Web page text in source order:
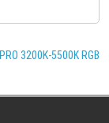
3200K-5500K RGB